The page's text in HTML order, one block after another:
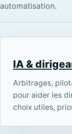
automatisation.
IA &
Arbitrages,
pour aider les
choix utiles,